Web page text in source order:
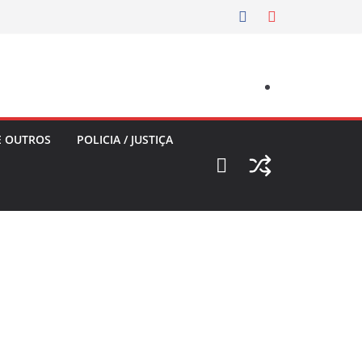
OUTROS POLICIA / JUSTIÇA